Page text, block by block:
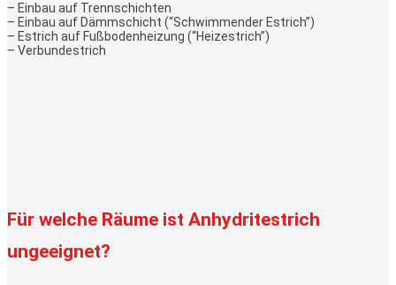
– Einbau auf Trennschichten
– Einbau auf Dämmschicht (“Schwimmender Estrich”)
– Estrich auf Fußbodenheizung (“Heizestrich”)
– Verbundestrich
Für welche Räume ist Anhydritestrich
ungeeignet?